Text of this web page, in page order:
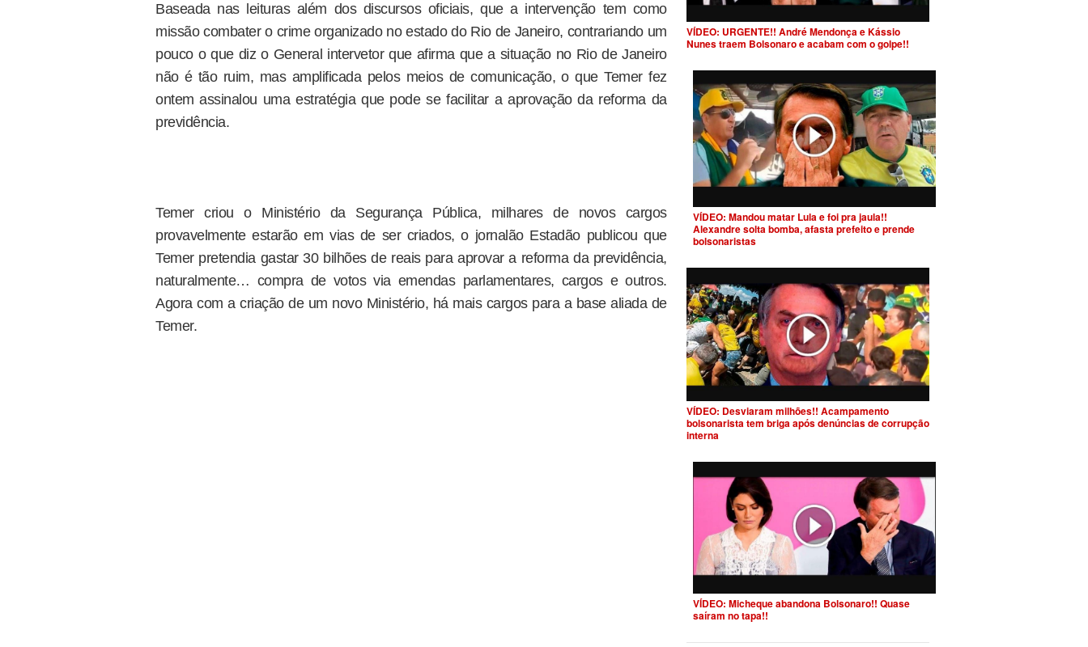
Baseada nas leituras além dos discursos oficiais, que a intervenção tem como
missão combater o crime organizado no estado do Rio de Janeiro, contrariando um
pouco o que diz o General intervetor que afirma que a situação no Rio de Janeiro
não é tão ruim, mas amplificada pelos meios de comunicação, o que Temer fez
ontem assinalou uma estratégia que pode se facilitar a aprovação da reforma da
previdência.
Temer criou o Ministério da Segurança Pública, milhares de novos cargos
provavelmente estarão em vias de ser criados, o jornalão Estadão publicou que
Temer pretendia gastar 30 bilhões de reais para aprovar a reforma da previdência,
naturalmente… compra de votos via emendas parlamentares, cargos e outros.
Agora com a criação de um novo Ministério, há mais cargos para a base aliada de
Temer.
VÍDEO: URGENTE!! André Mendonça e Kássio
Nunes traem Bolsonaro e acabam com o golpe!!
VÍDEO: Mandou matar Lula e foi pra jaula!!
Alexandre solta bomba, afasta prefeito e prende
bolsonaristas
VÍDEO: Desviaram milhões!! Acampamento
bolsonarista tem briga após denúncias de corrupção
interna
VÍDEO: Micheque abandona Bolsonaro!! Quase
saíram no tapa!!